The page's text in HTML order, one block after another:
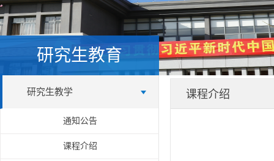
研究生教育
研究生教学
通知公告
课程介绍
课程介绍